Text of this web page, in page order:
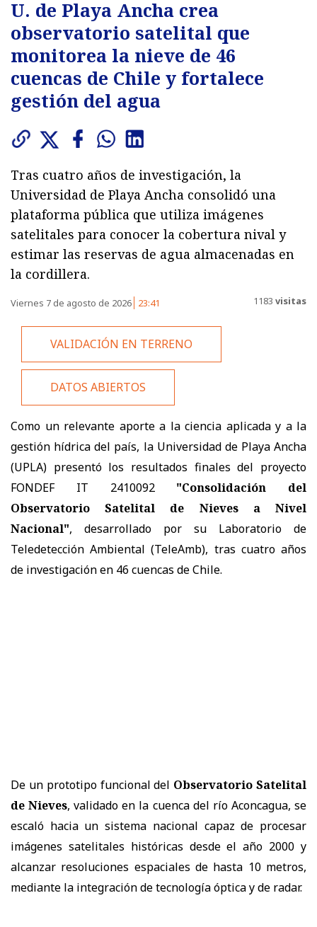
U. de Playa Ancha crea
observatorio satelital que
monitorea la nieve de 46
cuencas de Chile y fortalece
gestión del agua
Tras cuatro años de investigación, la
Universidad de Playa Ancha consolidó una
plataforma pública que utiliza imágenes
satelitales para conocer la cobertura nival y
estimar las reservas de agua almacenadas en
la cordillera.
Viernes 7 de agosto de 2026 23:41 1183 visitas
VALIDACIÓN EN TERRENO
DATOS ABIERTOS
Como un relevante aporte a la ciencia aplicada y a la
gestión hídrica del país, la Universidad de Playa Ancha
(UPLA) presentó los resultados finales del proyecto
FONDEF IT 2410092
"Consolidación del
Observatorio Satelital de Nieves a Nivel
Nacional", desarrollado por su Laboratorio de
Teledetección Ambiental (TeleAmb), tras cuatro años
de investigación en 46 cuencas de Chile.
De un prototipo funcional del Observatorio Satelital
de Nieves, validado en la cuenca del río Aconcagua, se
escaló hacia un sistema nacional capaz de procesar
imágenes satelitales históricas desde el año 2000 y
alcanzar resoluciones espaciales de hasta 10 metros,
mediante la integración de tecnología óptica y de radar.